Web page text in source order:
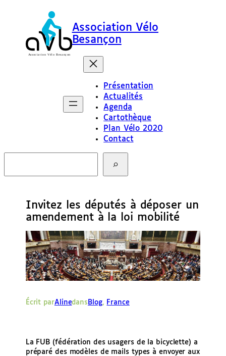
Association Vélo
Besançon
Présentation
Actualités
Agenda
Cartothèque
Plan Vélo 2020
Contact
c
Invitez les députés à déposer un
amendement à la loi mobilité
Écrit parAlinedans Blog, France
La FUB (fédération des usagers de la bicyclette) a
préparé des modèles de mails types à envoyer aux